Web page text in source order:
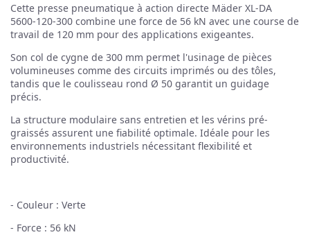
Cette presse pneumatique à action directe Mäder XL-DA
5600-120-300 combine une force de 56 kN avec une course de
travail de 120 mm pour des applications exigeantes.
Son col de cygne de 300 mm permet l'usinage de pièces
volumineuses comme des circuits imprimés ou des tôles,
tandis que le coulisseau rond Ø 50 garantit un guidage
précis.
La structure modulaire sans entretien et les vérins pré-
graissés assurent une fiabilité optimale. Idéale pour les
environnements industriels nécessitant flexibilité et
productivité.
- Couleur : Verte
- Force : 56 kN